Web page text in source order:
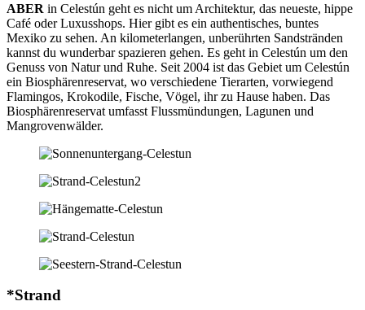
ABER in Celestún geht es nicht um Architektur, das neueste, hippe
Café oder Luxusshops. Hier gibt es ein authentisches, buntes
Mexiko zu sehen. An kilometerlangen, unberührten Sandstränden
kannst du wunderbar spazieren gehen. Es geht in Celestún um den
Genuss von Natur und Ruhe. Seit 2004 ist das Gebiet um Celestún
ein Biosphärenreservat, wo verschiedene Tierarten, vorwiegend
Flamingos, Krokodile, Fische, Vögel, ihr zu Hause haben. Das
Biosphärenreservat umfasst Flussmündungen, Lagunen und
Mangrovenwälder.
*Strand